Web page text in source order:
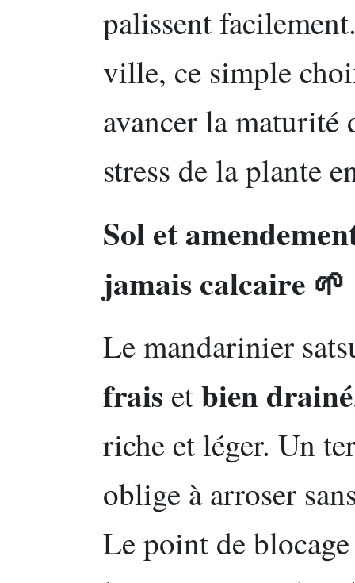
palissent
ville, ce simple
avancer la
stress de la plante
Sol et
jamais calcaire 🌱
Le mandarinier
frais etbien drainé
riche et léger. Un
oblige à arroser
Le point de